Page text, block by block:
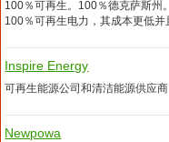
100％可再生。100％德克萨斯州
100％可再生电力，其成本更低并
Inspire Energy
可再生能源公司和清洁能源供应商
Newpowa